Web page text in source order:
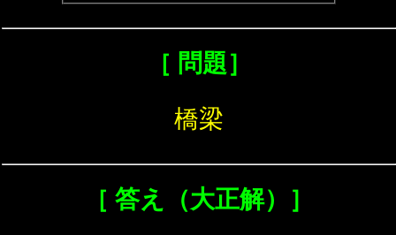
［ 問題］
橋梁
［ 答え（大正解）］